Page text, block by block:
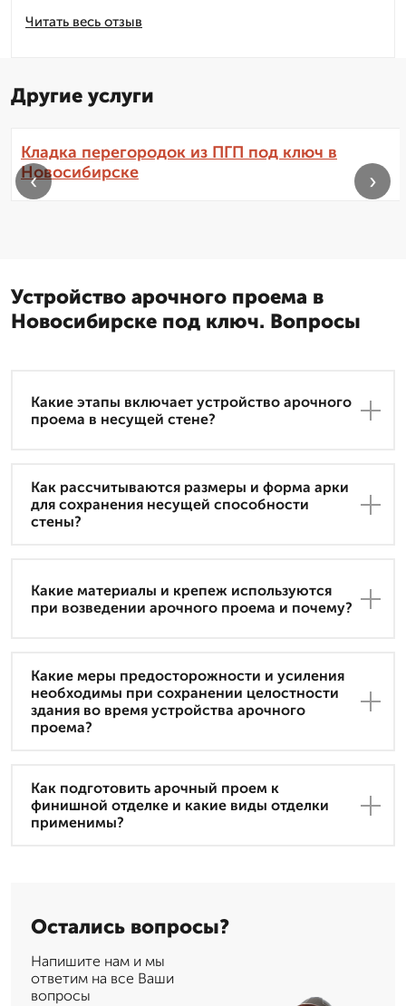
Читать весь отзыв
Другие услуги
Кладка перегородок из ПГП под ключ в
Новосибирске
‹ ›
Устройство арочного проема в
Новосибирске под ключ. Вопросы
Какие этапы включает устройство арочного
проема в несущей стене?
Как рассчитываются размеры и форма арки
для сохранения несущей способности
стены?
Какие материалы и крепеж используются
при возведении арочного проема и почему?
Какие меры предосторожности и усиления
необходимы при сохранении целостности
здания во время устройства арочного
проема?
Как подготовить арочный проем к
финишной отделке и какие виды отделки
применимы?
Остались вопросы?
Напишите нам и мы
ответим на все Ваши
вопросы